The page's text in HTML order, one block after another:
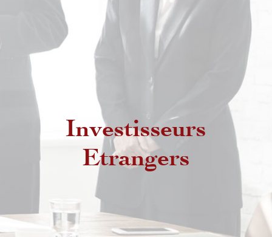
Investisseurs
Etrangers
Etrangers non résidents
Etrangers résidents au Maroc
MRE